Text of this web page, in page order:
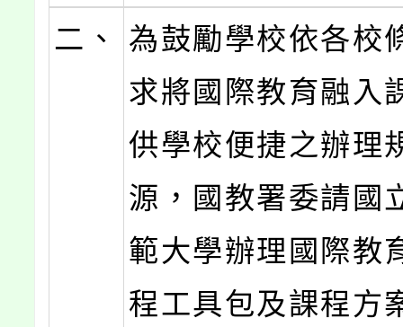
二、
為鼓勵學校依各校
求將國際教育融入
供學校便捷之辦理
源，國教署委請國
範大學辦理國際教
程工具包及課程方